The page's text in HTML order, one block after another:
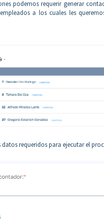
podemos requerir generar
a los cuales les
requeridos para ejecutar el